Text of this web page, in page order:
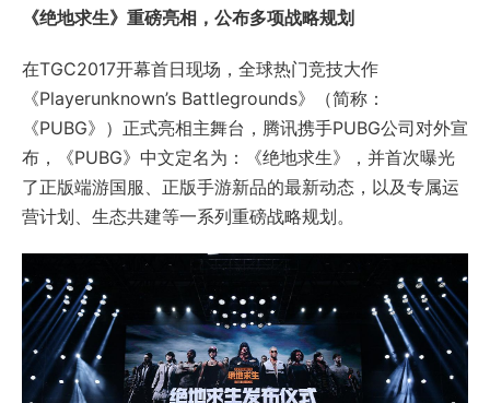
《绝地求生》重磅亮相，公布多项战略规划
在TGC2017开幕首日现场，全球热门竞技大作
《Playerunknown’s Battlegrounds》（简称：
《PUBG》）正式亮相主舞台，腾讯携手PUBG公司对外宣
布，《PUBG》中文定名为：《绝地求生》，并首次曝光
了正版端游国服、正版手游新品的最新动态，以及专属运
营计划、生态共建等一系列重磅战略规划。